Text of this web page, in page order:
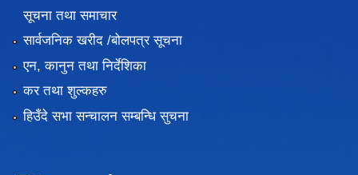
सूचना तथा समाचार
सार्वजनिक खरीद /बोलपत्र सूचना
एन, कानुन तथा निर्देशिका
कर तथा शुल्कहरु
हिउँदे सभा सन्चालन सम्बन्धि सुचना